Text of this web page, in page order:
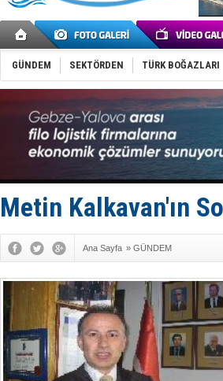
GÜNDEM SEKTÖRDEN TÜRK BOĞAZLARI
Metin Kalkavan'ın
Ana Sayfa » GÜNDEM